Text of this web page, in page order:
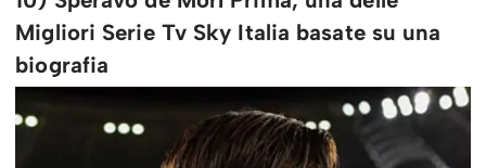
Migliori Serie Tv Sky Italia basate su una
biografia